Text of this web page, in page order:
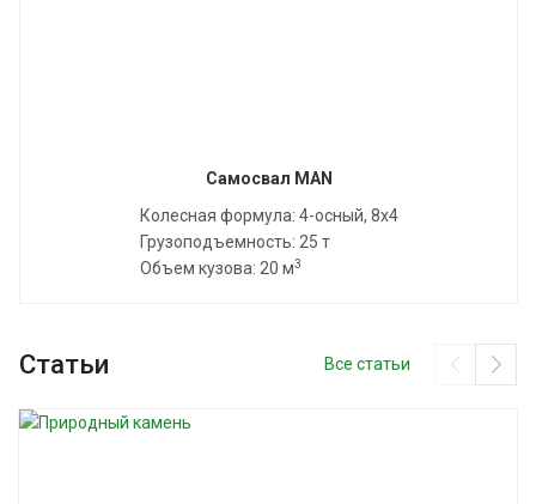
Самосвал MAN
Колесная формула: 4-осный, 8x4
Грузоподъемность: 25 т
Объем кузова: 20 м3
Статьи Все статьи